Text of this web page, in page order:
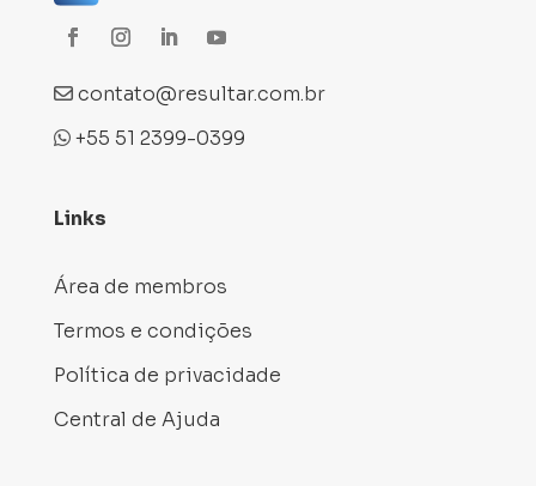
contato@resultar.com.br
+55 51 2399-0399
Links
Área de membros
Termos e condições
Política de privacidade
Central de Ajuda